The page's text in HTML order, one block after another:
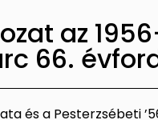
az
66.
és a Pesterzsébeti